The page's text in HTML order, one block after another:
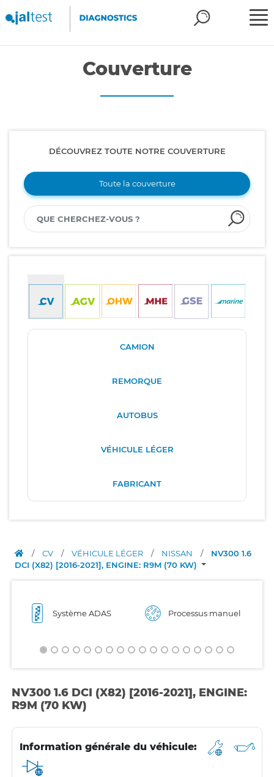
Couverture
DÉCOUVREZ TOUTE NOTRE COUVERTURE
Toute la couverture
CAMION
REMORQUE
AUTOBUS
VÉHICULE LÉGER
FABRICANT
/ CV / VÉHICULE LÉGER / NISSAN /
NV300 1.6
DCI (X82) [2016-2021], ENGINE: R9M (70 KW)
Système ADAS Processus manuel
NV300 1.6 DCI (X82) [2016-2021], ENGINE:
R9M (70 KW)
Information générale du véhicule: